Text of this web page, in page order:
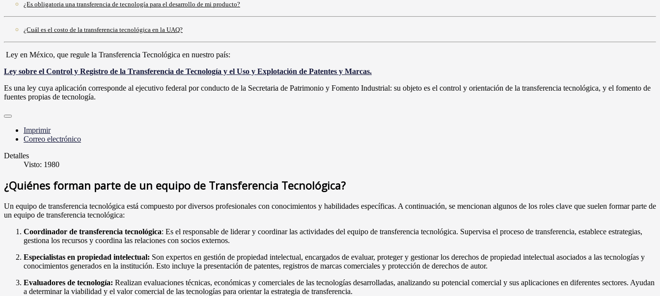
¿Es obligatoria una transferencia de tecnología para el desarrollo de mi producto?
¿Cuál es el costo de la transferencia tecnológica en la UAQ?
Ley en México, que regule la Transferencia Tecnológica en nuestro país:
Ley sobre el Control y Registro de la Transferencia de Tecnología y el Uso y Explotación de Patentes y Marcas.
Es una ley cuya aplicación corresponde al ejecutivo federal por conducto de la Secretaria de Patrimonio y Fomento Industrial: su objeto es el control y orientación de la transferencia tecnológica, y el fomento de
fuentes propias de tecnología.
Imprimir
Correo electrónico
Detalles
Visto: 1980
¿Quiénes forman parte de un equipo de Transferencia Tecnológica?
Un equipo de transferencia tecnológica está compuesto por diversos profesionales con conocimientos y habilidades específicas. A continuación, se mencionan algunos de los roles clave que suelen formar parte de
un equipo de transferencia tecnológica:
Coordinador de transferencia tecnológica: Es el responsable de liderar y coordinar las actividades del equipo de transferencia tecnológica. Supervisa el proceso de transferencia, establece estrategias,
gestiona los recursos y coordina las relaciones con socios externos.
Especialistas en propiedad intelectual: Son expertos en gestión de propiedad intelectual, encargados de evaluar, proteger y gestionar los derechos de propiedad intelectual asociados a las tecnologías y
conocimientos generados en la institución. Esto incluye la presentación de patentes, registros de marcas comerciales y protección de derechos de autor.
Evaluadores de tecnología: Realizan evaluaciones técnicas, económicas y comerciales de las tecnologías desarrolladas, analizando su potencial comercial y sus aplicaciones en diferentes sectores. Ayudan
a determinar la viabilidad y el valor comercial de las tecnologías para orientar la estrategia de transferencia.